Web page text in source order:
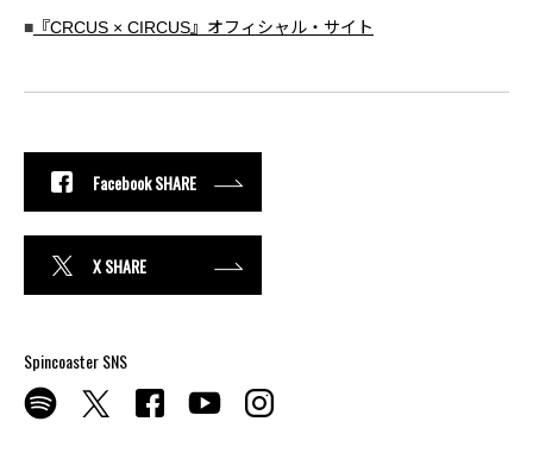
■ 『CRCUS × CIRCUS』オフィシャル・サイト
Facebook SHARE
X SHARE
Spincoaster SNS